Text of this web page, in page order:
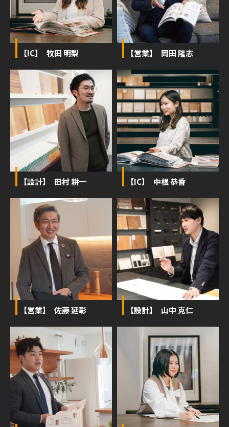
【IC】 牧田 明梨 【営業】 岡田 隆志
【設計】 田村 耕一 【IC】 中根 恭香
【営業】 佐藤 延彰 【設計】 山中 克仁